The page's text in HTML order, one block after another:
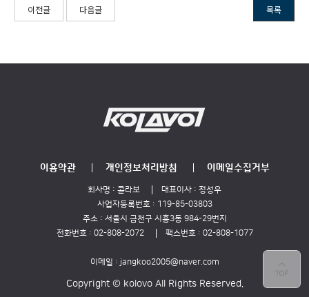
이전글 다음글 목록
이용약관 개인정보처리방침 이메일수집거부
회사명 : 콜라보 대표이사 : 정성우
사업자등록번호 : 119-85-03803
주소 : 서울시 금천구 시흥3동 984-29번지
전화번호 : 02-808-2072 팩스번호 : 02-808-1077
이메일 : jangkoo2005@naver.com
Copyright © kolovo All Rights Reserved.